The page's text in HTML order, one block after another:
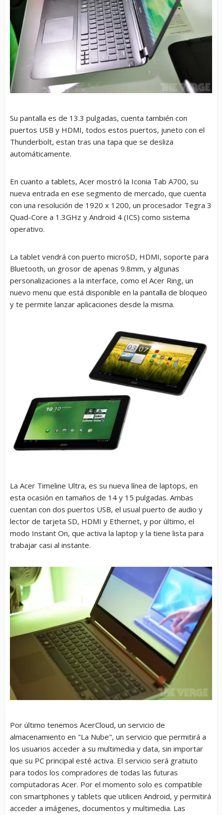
Su pantalla es de 13.3 pulgadas, cuenta también con
puertos USB y HDMI, todos estos puertos, juneto con el
Thunderbolt, estan tras una tapa que se desliza
automáticamente.
En cuanto a tablets, Acer mostró la Iconia Tab A700, su
nueva entrada en ese segmento de mercado, que cuenta
con una resolución de 1920 x 1200, un procesador Tegra 3
Quad-Core a 1.3GHz y Android 4 (ICS) como sistema
operativo.
La tablet vendrá con puerto microSD, HDMI, soporte para
Bluetooth, un grosor de apenas 9.8mm, y algunas
personalizaciones a la interface, como el Acer Ring, un
nuevo menu que está disponible en la pantalla de bloqueo
y te permite lanzar aplicaciones desde la misma.
La Acer Timeline Ultra, es su nueva línea de laptops, en
esta ocasión en tamaños de 14 y 15 pulgadas. Ambas
cuentan con dos puertos USB, el usual puerto de audio y
lector de tarjeta SD, HDMI y Ethernet, y por último, el
modo Instant On, que activa la laptop y la tiene lista para
trabajar casi al instante.
Por último tenemos AcerCloud, un servicio de
almacenamiento en "La Nube", un servicio que permitirá a
los usuarios acceder a su multimedia y data, sin importar
que su PC principal esté activa. El servicio será gratiuto
para todos los compradores de todas las futuras
computadoras Acer. Por el momento solo es compatible
con smartphones y tablets que utilicen Android, y permitirá
acceder a imágenes, documentos y multimedia. Las